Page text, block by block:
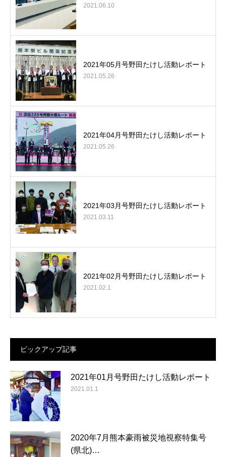
2021.06.10
2021年05月号野田たけし活動レポート
2021.05.26
2021年04月号野田たけし活動レポート
2021.05.26
2021年03月号野田たけし活動レポート
2021.03.11
2021年02月号野田たけし活動レポート
2021.02.1
ピックアップ記事
2021年01月号野田たけし活動レポート
2021.01.1
2020年7月熊本豪雨被災地視察特集号
(県北)…